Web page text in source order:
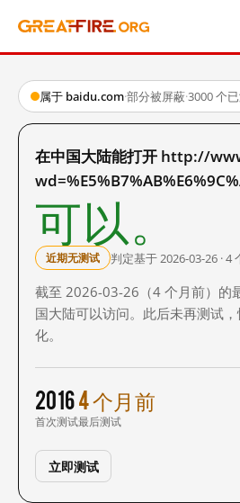
属于 baidu.com·部分被屏蔽·3000 个
在中国大陆能打开 http://
可以。
近期无测试 判定基于 2026-03-26 · 4
截至 2026-03-26（4 个月前）的
国大陆可以访问。此后未再测试
化。
2016
首次测试
4 个月前
最后测试
立即测试